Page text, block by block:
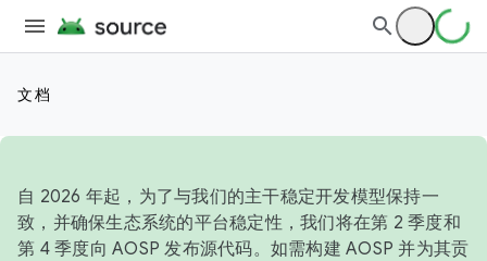
文档
自 2026 年起，为了与我们的主干稳定开发模型保持一
致，并确保生态系统的平台稳定性，我们将在第 2 季度和
第 4 季度向 AOSP 发布源代码。如需构建 AOSP 并为其贡